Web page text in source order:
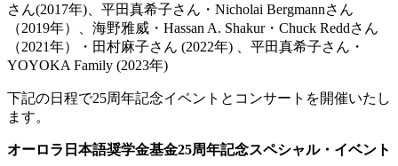
さん(2017年)、平田真希子さん・Nicholai Bergmannさん
（2019年）、海野雅威・Hassan A. Shakur・Chuck Reddさん
（2021年）・田村麻子さん (2022年) 、平田真希子さん・
YOYOKA Family (2023年)
下記の日程で25周年記念イベントとコンサートを開催いたし
ます。
オーロラ日本語奨学金基金25周年記念スペシャル・イベント